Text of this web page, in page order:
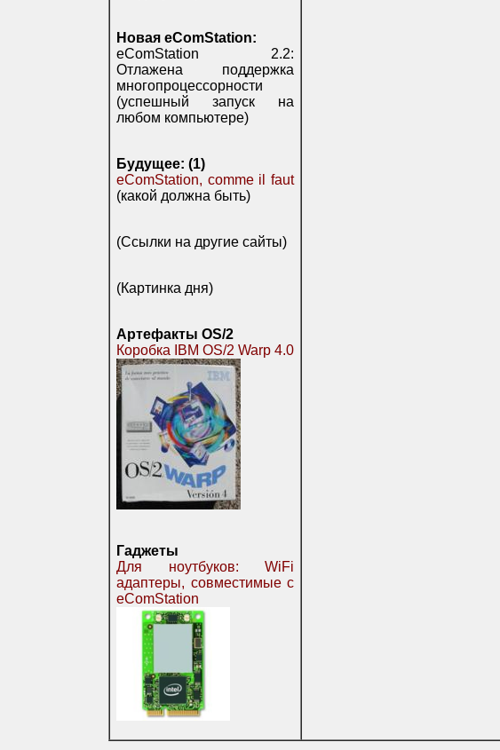
Новая eComStation:
eComStation 2.2:
Отлажена поддержка
многопроцессорности
(успешный запуск на
любом компьютере)
Будущее: (1)
eComStation, comme il faut
(какой должна быть)
(Ссылки на другие сайты)
(Картинка дня)
Артефакты OS/2
Коробка IBM OS/2 Warp 4.0
Гаджеты
Для ноутбуков: WiFi
адаптеры, совместимые с
eComStation